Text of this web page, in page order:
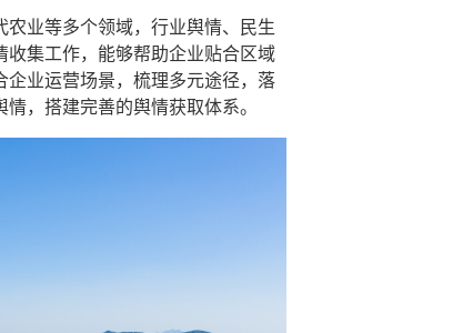
业等多个领域，行业舆情、民生
集工作，能够帮助企业贴合区域
业运营场景，梳理多元途径，落
，搭建完善的舆情获取体系。